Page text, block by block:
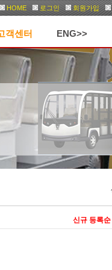
HOME 로그인 회원가입
객센터 ENG>>
신규 등록순